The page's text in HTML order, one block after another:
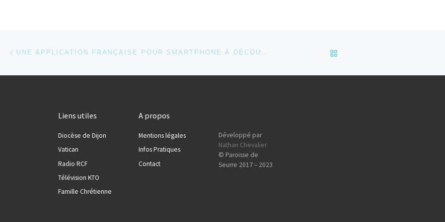
Parcourir les articles UNE APPLICATION FRANÇAISE POUR SMARTPHONE À DÉCOUVRIR ! RETOUR À LA LISTE
Liens utiles
Diocèse de Dijon
Vatican
Radio RCF
Télévision KTO
Famille Chrétienne
A propos
Mentions légales
Infos Pratiques
Contact
Développé par
Nathan Chevalier
© Paroisse de
Seurre 2017 – 2023